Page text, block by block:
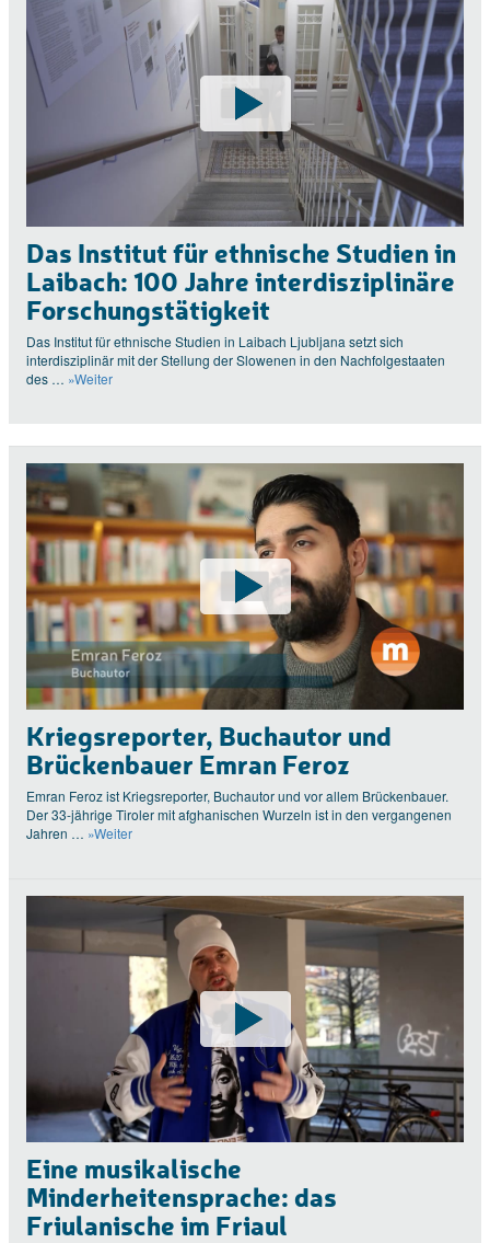
Das Institut für ethnische Studien in
Laibach: 100 Jahre interdisziplinäre
Forschungstätigkeit
Das Institut für ethnische Studien in Laibach Ljubljana setzt sich
interdisziplinär mit der Stellung der Slowenen in den Nachfolgestaaten
des … »Weiter
Kriegsreporter, Buchautor und
Brückenbauer Emran Feroz
Emran Feroz ist Kriegsreporter, Buchautor und vor allem Brückenbauer.
Der 33-jährige Tiroler mit afghanischen Wurzeln ist in den vergangenen
Jahren … »Weiter
Eine musikalische
Minderheitensprache: das
Friulanische im Friaul